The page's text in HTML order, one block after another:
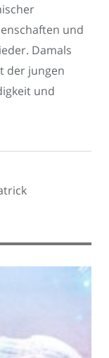
und
Damals
der jungen
und